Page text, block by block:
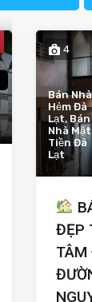
4
Bán Nhà
Hẻm Đà
Lạt, Bán
Nhà Mặt
Tiền Đà
Lạt
ĐẸP